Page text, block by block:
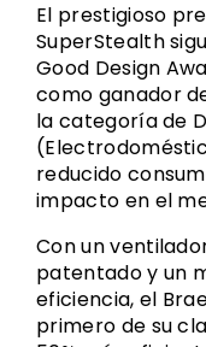
El prestigioso
SuperStealth
Good Design
como ganador
la categoría de
reducido
impacto en el
Con un
patentado y un
eficiencia, el
primero de su